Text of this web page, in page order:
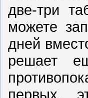
две-три
можете
дней
решает
первых,